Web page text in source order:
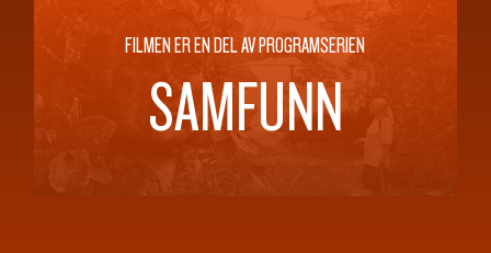
FILMEN ER EN DEL AV PROGRAMSERIEN
SAMFUNN